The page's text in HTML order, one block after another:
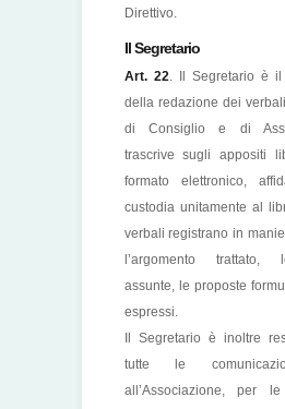
Direttivo.
Il Segretario
Art. 22. Il Segretario è il
della redazione dei
di Consiglio e di
trascrive sugli appositi
formato elettronico,
custodia unitamente al
verbali registrano in
l’argomento trattato,
assunte, le proposte
espressi.
Il Segretario è inoltre
tutte le
all’Associazione, per